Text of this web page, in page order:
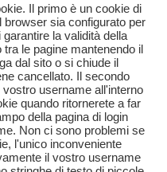
Il primo è un cookie di
sia configurato per
la validità della
le pagine mantenendo il
dal sito o si chiude il
cancellato. Il secondo
username all'interno
quando ritornerete a far
della pagina di login
Non ci sono problemi se
l'unico inconveniente
il vostro username